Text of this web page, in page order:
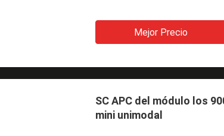
Mejor Precio
SC APC del módulo los
mini unimodal